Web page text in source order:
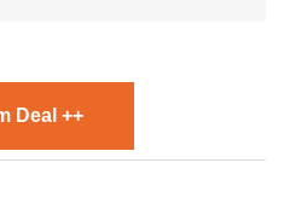
Deal ++